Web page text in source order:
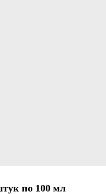
по 100 мл